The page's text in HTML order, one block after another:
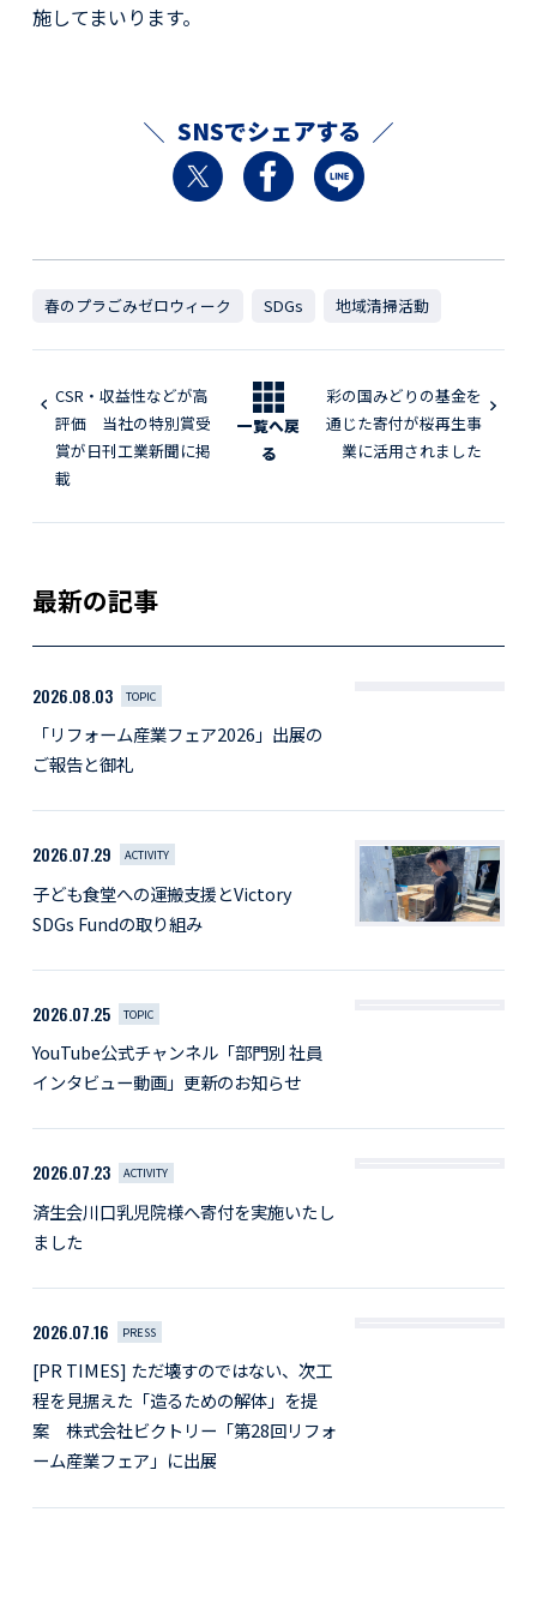
施してまいります。
SNSでシェアする
春のプラごみゼロウィーク SDGs 地域清掃活動
CSR・収益性などが高
評価 当社の特別賞受
賞が日刊工業新聞に掲
載
一覧へ戻
る
彩の国みどりの基金を
通じた寄付が桜再生事
業に活用されました
最新の記事
2026.08.03 TOPIC
「リフォーム産業フェア2026」出展の
ご報告と御礼
2026.07.29 ACTIVITY
子ども食堂への運搬支援とVictory
SDGs Fundの取り組み
2026.07.25 TOPIC
YouTube公式チャンネル「部門別 社員
インタビュー動画」更新のお知らせ
2026.07.23 ACTIVITY
済生会川口乳児院様へ寄付を実施いたし
ました
2026.07.16 PRESS
[PR TIMES] ただ壊すのではない、次工
程を見据えた「造るための解体」を提
案 株式会社ビクトリー「第28回リフォ
ーム産業フェア」に出展